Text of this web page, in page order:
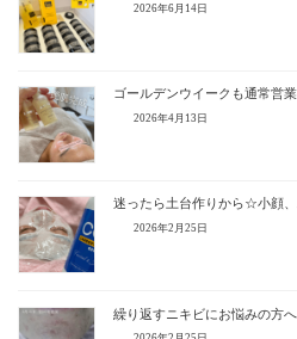
2026年6月14日
ゴールデンウイークも通常営業
2026年4月13日
迷ったら土台作りから☆小顔
2026年2月25日
繰り返すニキビにお悩みの方へ